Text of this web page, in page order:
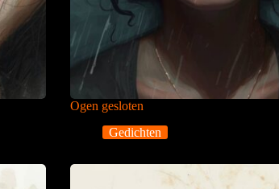
Ogen gesloten
Gedichten